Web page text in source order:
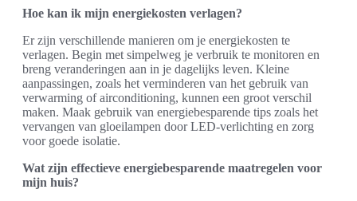
Hoe kan ik mijn energiekosten verlagen?
Er zijn verschillende manieren om je energiekosten te
verlagen. Begin met simpelweg je verbruik te monitoren en
breng veranderingen aan in je dagelijks leven. Kleine
aanpassingen, zoals het verminderen van het gebruik van
verwarming of airconditioning, kunnen een groot verschil
maken. Maak gebruik van energiebesparende tips zoals het
vervangen van gloeilampen door LED-verlichting en zorg
voor goede isolatie.
Wat zijn effectieve energiebesparende maatregelen voor
mijn huis?